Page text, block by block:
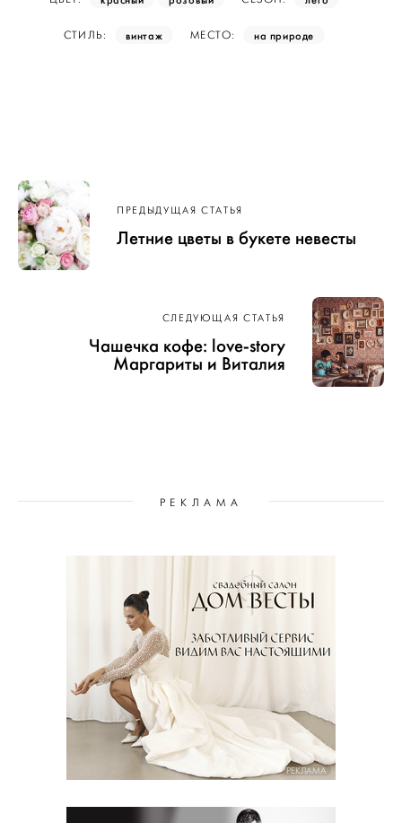
СТИЛЬ: винтаж МЕСТО: на природе
Навигация
по записям
ПРЕДЫДУЩАЯ СТАТЬЯ
Летние цветы в букете невесты
СЛЕДУЮЩАЯ СТАТЬЯ
Чашечка кофе: love-story
Маргариты и Виталия
РЕКЛАМА
РЕКЛАМА